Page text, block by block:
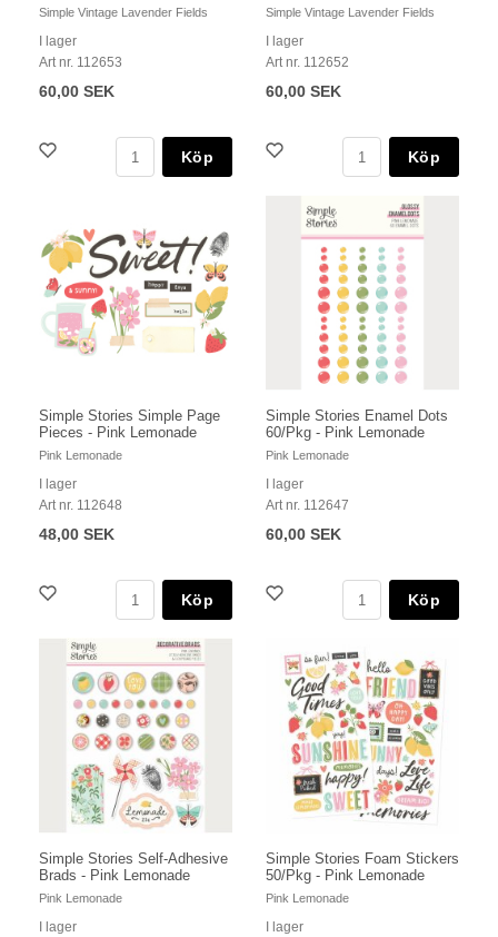
Simple Vintage Lavender Fields
I lager
Art nr. 112653
60,00 SEK
Köp
Simple Vintage Lavender Fields
I lager
Art nr. 112652
60,00 SEK
Köp
Simple Stories Simple Page
Pieces - Pink Lemonade
Pink Lemonade
I lager
Art nr. 112648
48,00 SEK
Köp
Simple Stories Enamel Dots
60/Pkg - Pink Lemonade
Pink Lemonade
I lager
Art nr. 112647
60,00 SEK
Köp
Simple Stories Self-Adhesive
Brads - Pink Lemonade
Pink Lemonade
I lager
Simple Stories Foam Stickers
50/Pkg - Pink Lemonade
Pink Lemonade
I lager